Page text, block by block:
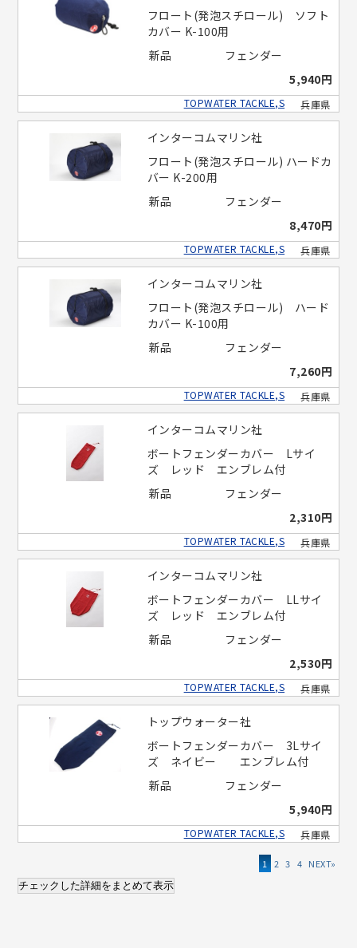
フロート(発泡スチロール) ソフト
カバー K-100用
新品
フェンダー
5,940円
兵庫県
TOPWATER TACKLE,S
インターコムマリン社
フロート(発泡スチロール) ハードカ
バー K-200用
新品
フェンダー
8,470円
兵庫県
TOPWATER TACKLE,S
インターコムマリン社
フロート(発泡スチロール) ハード
カバー K-100用
新品
フェンダー
7,260円
兵庫県
TOPWATER TACKLE,S
インターコムマリン社
ボートフェンダーカバー Lサイ
ズ レッド エンブレム付
新品
フェンダー
2,310円
兵庫県
TOPWATER TACKLE,S
インターコムマリン社
ボートフェンダーカバー LLサイ
ズ レッド エンブレム付
新品
フェンダー
2,530円
兵庫県
TOPWATER TACKLE,S
トップウォーター社
ボートフェンダーカバー 3Lサイ
ズ ネイビー エンブレム付
新品
フェンダー
5,940円
兵庫県
TOPWATER TACKLE,S
1 2 3 4 »
チェックした詳細をまとめて表示